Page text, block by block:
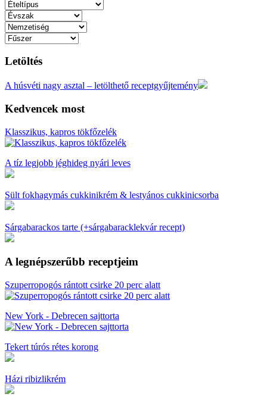
Letöltés
A húsvéti nagy asztal – letölthető receptgyűjtemény
Kedvencek most
Klasszikus, kapros tökfőzelék
A tíz legjobb jéghideg nyári leves
Sült fokhagymás cukkinikrém & lestyános cukkinicsorba
Sárgabarackos tarte (+sárgabaracklekvár recept)
A legnépszerűbb receptjeim
Szuperropogós rántott csirke 20 perc alatt
New York - Debrecen sajttorta
Tekert túrós rétes korong
Házi ribizlikrém